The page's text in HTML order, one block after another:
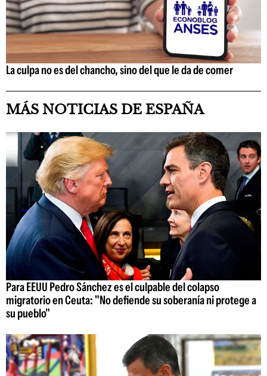
La culpa no es del chancho, sino del que le da de comer
MÁS NOTICIAS DE ESPAÑA
Para EEUU Pedro Sánchez es el culpable del colapso
migratorio en Ceuta: "No defiende su soberanía ni protege a
su pueblo"